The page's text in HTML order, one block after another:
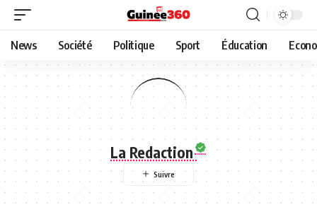
News Société Politique Sport Éducation
La Redaction